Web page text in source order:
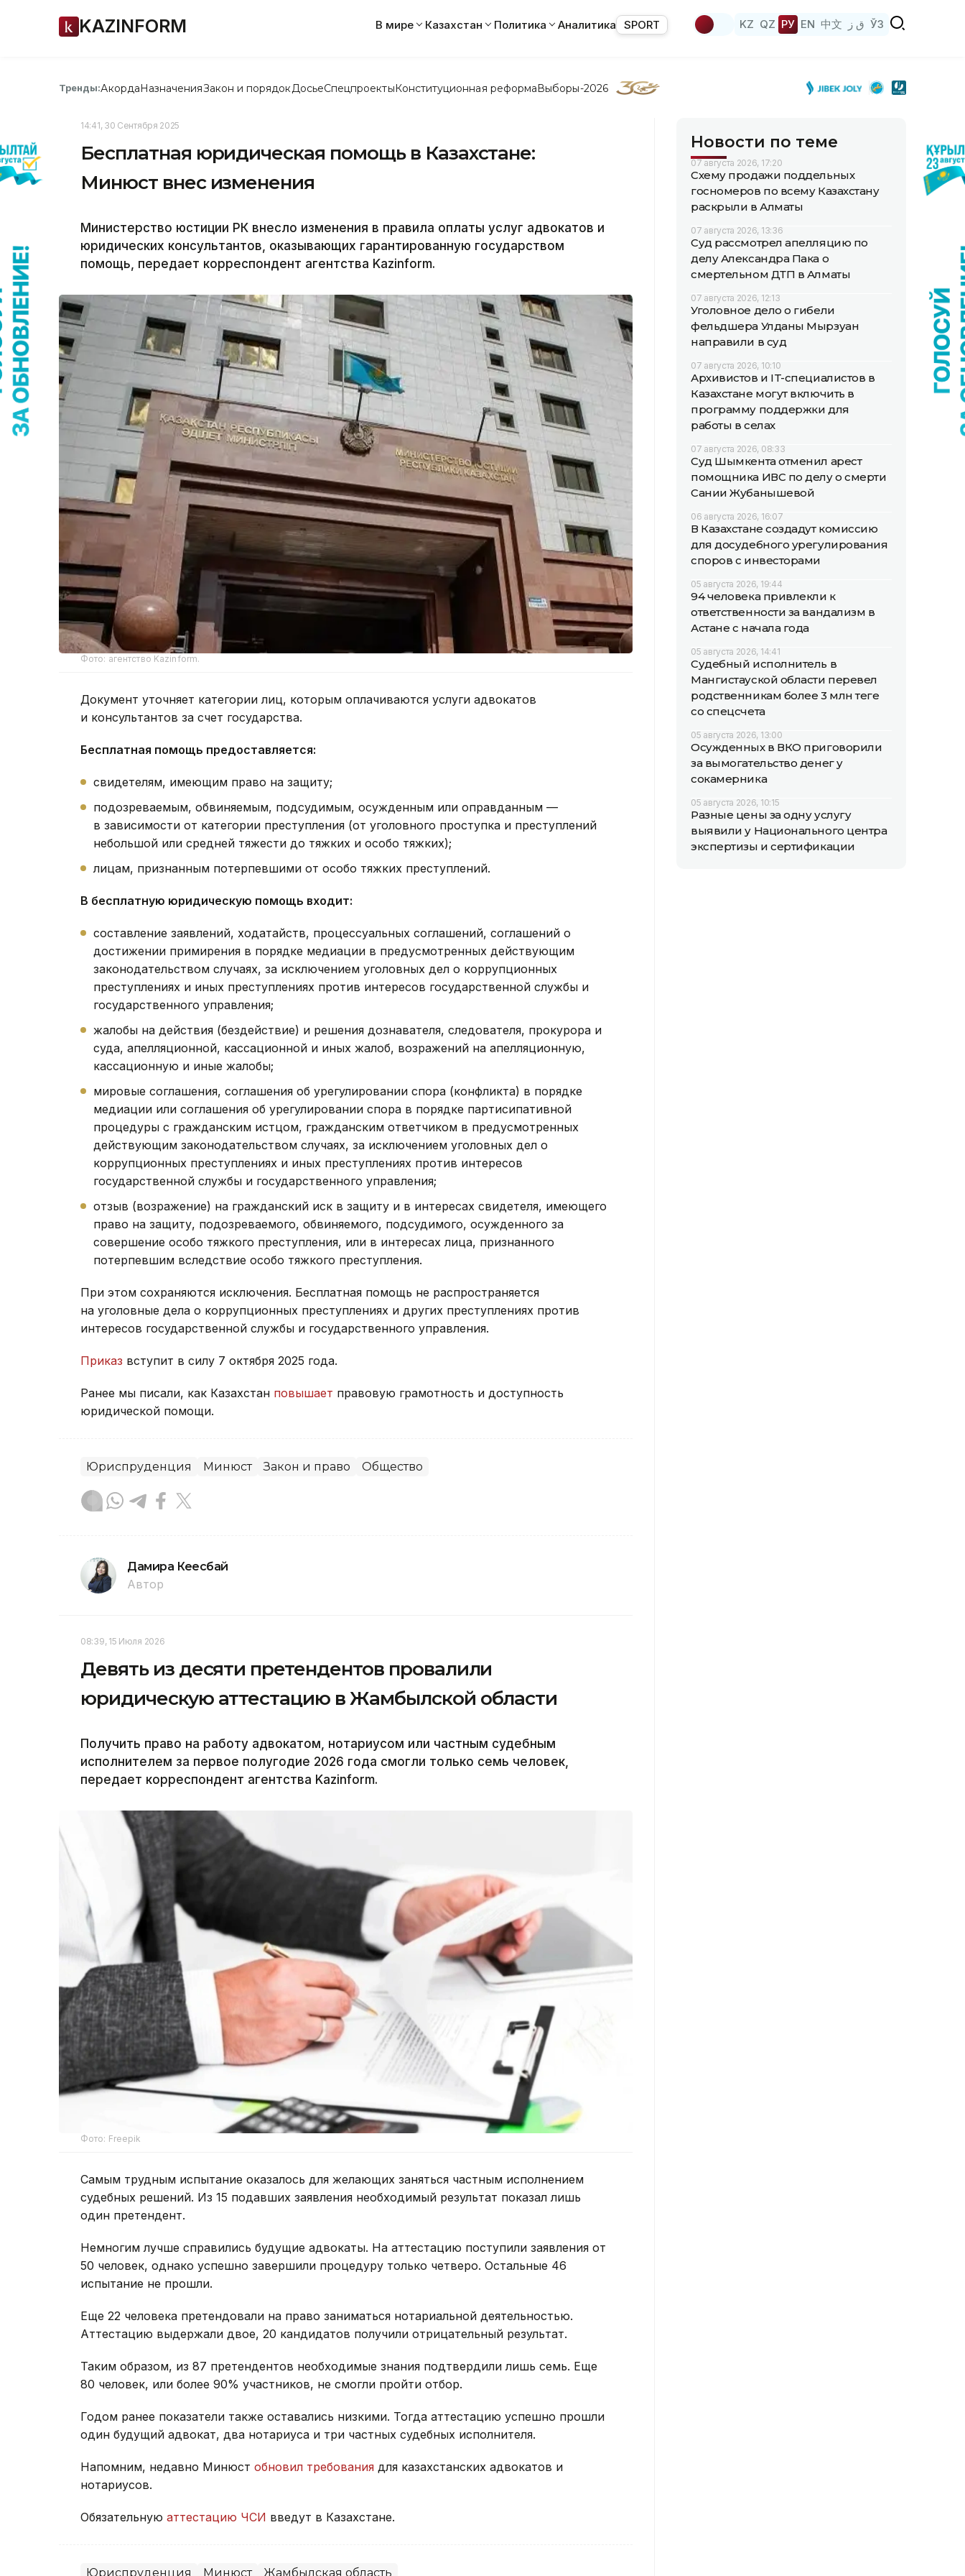
KAZINFORM В мире Казахстан Политика Аналитика SPORT KZ QZ РУ EN 中文 ق ز ЎЗ
Тренды:АкордаНазначенияЗакон и порядок ДосьеСпецпроектыКонституционная реформаВыборы-2026
14:41, 30 Сентября 2025
Бесплатная юридическая помощь в Казахстане:
Минюст внес изменения
Министерство юстиции РК внесло изменения в правила оплаты услуг адвокатов и
юридических консультантов, оказывающих гарантированную государством
помощь, передает корреспондент агентства Kazinform.
Фото: агентство Kazinform.
Документ уточняет категории лиц, которым оплачиваются услуги адвокатов
и консультантов за счет государства.
Бесплатная помощь предоставляется:
свидетелям, имеющим право на защиту;
подозреваемым, обвиняемым, подсудимым, осужденным или оправданным —
в зависимости от категории преступления (от уголовного проступка и преступлений
небольшой или средней тяжести до тяжких и особо тяжких);
лицам, признанным потерпевшими от особо тяжких преступлений.
В бесплатную юридическую помощь входит:
составление заявлений, ходатайств, процессуальных соглашений, соглашений о
достижении примирения в порядке медиации в предусмотренных действующим
законодательством случаях, за исключением уголовных дел о коррупционных
преступлениях и иных преступлениях против интересов государственной службы и
государственного управления;
жалобы на действия (бездействие) и решения дознавателя, следователя, прокурора и
суда, апелляционной, кассационной и иных жалоб, возражений на апелляционную,
кассационную и иные жалобы;
мировые соглашения, соглашения об урегулировании спора (конфликта) в порядке
медиации или соглашения об урегулировании спора в порядке партисипативной
процедуры с гражданским истцом, гражданским ответчиком в предусмотренных
действующим законодательством случаях, за исключением уголовных дел о
коррупционных преступлениях и иных преступлениях против интересов
государственной службы и государственного управления;
отзыв (возражение) на гражданский иск в защиту и в интересах свидетеля, имеющего
право на защиту, подозреваемого, обвиняемого, подсудимого, осужденного за
совершение особо тяжкого преступления, или в интересах лица, признанного
потерпевшим вследствие особо тяжкого преступления.
При этом сохраняются исключения. Бесплатная помощь не распространяется
на уголовные дела о коррупционных преступлениях и других преступлениях против
интересов государственной службы и государственного управления.
Приказ вступит в силу 7 октября 2025 года.
Ранее мы писали, как Казахстан повышает правовую грамотность и доступность
юридической помощи.
Юриспруденция Минюст Закон и право Общество
Дамира Кеңесбай
Автор
08:39, 15 Июля 2026
Девять из десяти претендентов провалили
юридическую аттестацию в Жамбылской области
Получить право на работу адвокатом, нотариусом или частным судебным
исполнителем за первое полугодие 2026 года смогли только семь человек,
передает корреспондент агентства Kazinform.
Фото: Freepik
Самым трудным испытание оказалось для желающих заняться частным исполнением
судебных решений. Из 15 подавших заявления необходимый результат показал лишь
один претендент.
Немногим лучше справились будущие адвокаты. На аттестацию поступили заявления от
50 человек, однако успешно завершили процедуру только четверо. Остальные 46
испытание не прошли.
Еще 22 человека претендовали на право заниматься нотариальной деятельностью.
Аттестацию выдержали двое, 20 кандидатов получили отрицательный результат.
Таким образом, из 87 претендентов необходимые знания подтвердили лишь семь. Еще
80 человек, или более 90% участников, не смогли пройти отбор.
Годом ранее показатели также оставались низкими. Тогда аттестацию успешно прошли
один будущий адвокат, два нотариуса и три частных судебных исполнителя.
Напомним, недавно Минюст обновил требования для казахстанских адвокатов и
нотариусов.
Обязательную аттестацию ЧСИ введут в Казахстане.
Юриспруденция Минюст Жамбылская область
Новости по теме
07 августа 2026, 17:20
Схему продажи поддельных
госномеров по всему Казахстану
раскрыли в Алматы
07 августа 2026, 13:36
Суд рассмотрел апелляцию по
делу Александра Пака о
смертельном ДТП в Алматы
07 августа 2026, 12:13
Уголовное дело о гибели
фельдшера Улданы Мырзуан
направили в суд
07 августа 2026, 10:10
Архивистов и IT-специалистов в
Казахстане могут включить в
программу поддержки для
работы в селах
07 августа 2026, 08:33
Суд Шымкента отменил арест
помощника ИВС по делу о смерти
Сании Жубанышевой
06 августа 2026, 16:07
В Казахстане создадут комиссию
для досудебного урегулирования
споров с инвесторами
05 августа 2026, 19:44
94 человека привлекли к
ответственности за вандализм в
Астане с начала года
05 августа 2026, 14:41
Судебный исполнитель в
Мангистауской области перевел
родственникам более 3 млн теңге
со спецсчета
05 августа 2026, 13:00
Осужденных в ВКО приговорили
за вымогательство денег у
сокамерника
05 августа 2026, 10:15
Разные цены за одну услугу
выявили у Национального центра
экспертизы и сертификации